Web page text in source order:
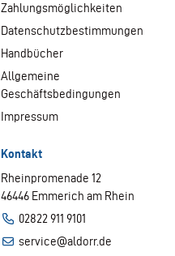
Zahlungsmöglichkeiten
Datenschutzbestimmungen
Handbücher
Allgemeine
Geschäftsbedingungen
Impressum
Kontakt
Rheinpromenade 12
46446 Emmerich am Rhein
02822 911 9101
service@aldorr.de